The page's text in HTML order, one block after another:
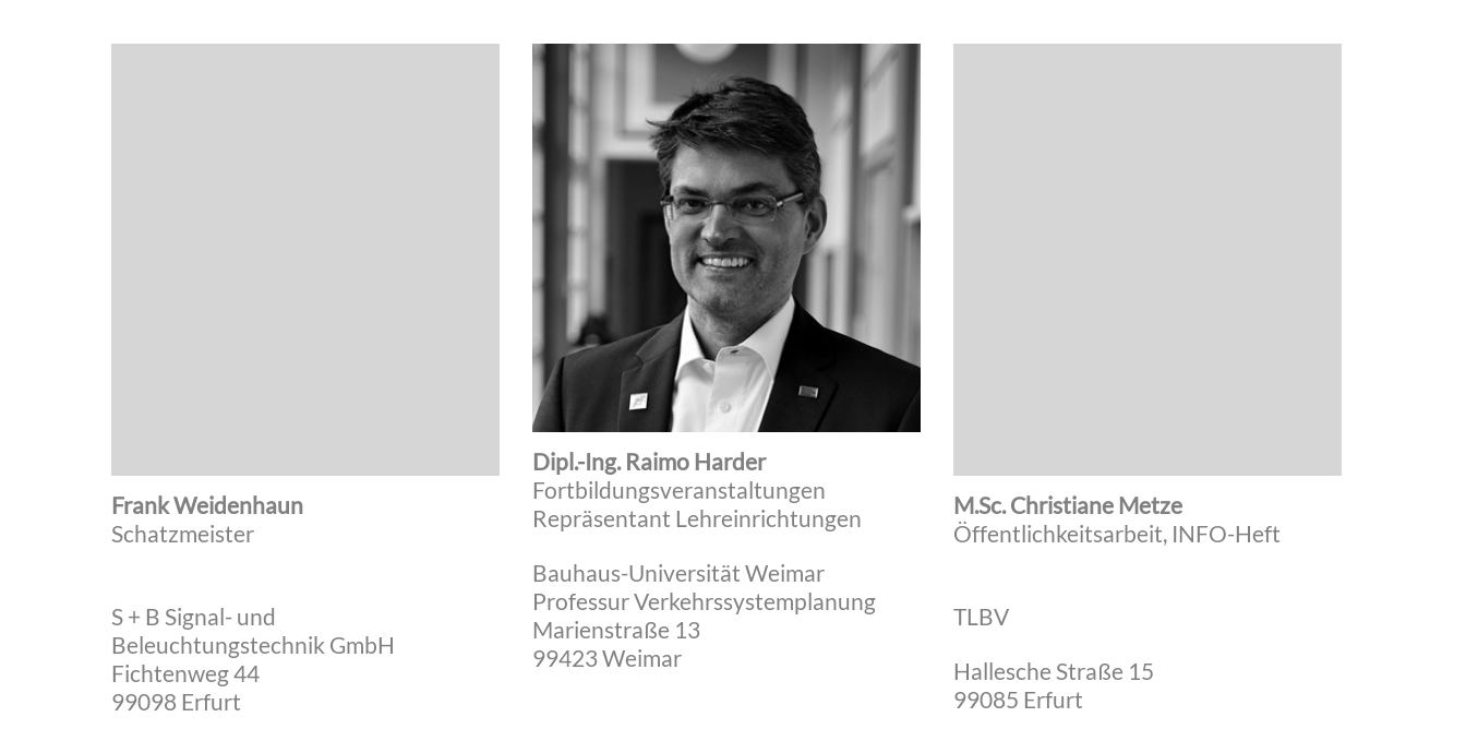
Frank Weidenhaun
Schatzmeister
S + B Signal- und
Beleuchtungstechnik GmbH
Fichtenweg 44
99098 Erfurt
Dipl.-Ing. Raimo Harder
Fortbildungsveranstaltungen
Repräsentant Lehreinrichtungen
Bauhaus-Universität Weimar
Professur Verkehrssystemplanung
Marienstraße 13
99423 Weimar
M.Sc. Christiane Metze
Öffentlichkeitsarbeit, INFO-Heft
TLBV
Hallesche Straße 15
99085 Erfurt